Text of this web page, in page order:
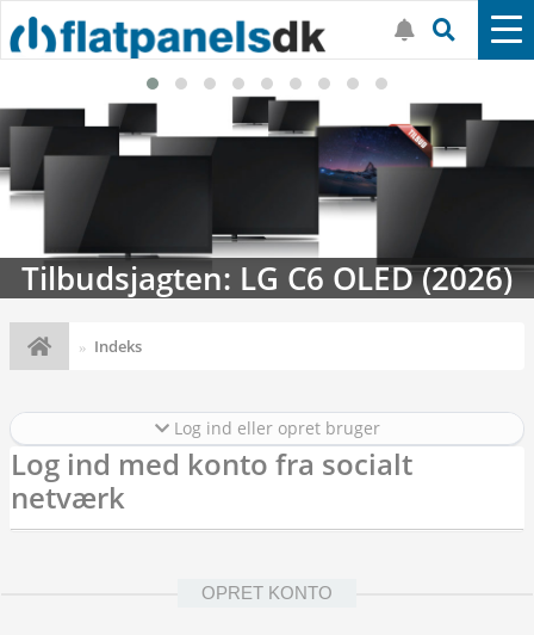
Tilbudsjagten: LG C6 OLED (2026)
Indeks
Log ind eller opret bruger
Log ind med konto fra socialt
netværk
OPRET KONTO